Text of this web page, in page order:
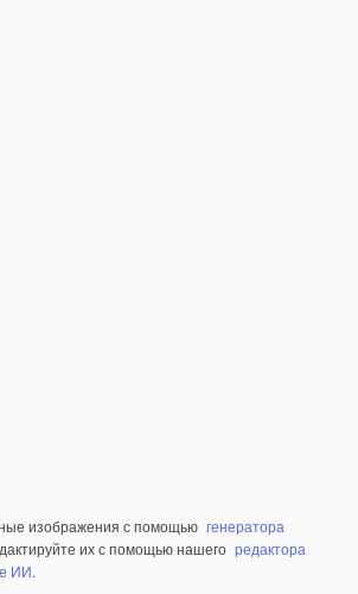
изображения с помощью генератора
их с помощью нашего редактора
ИИ.